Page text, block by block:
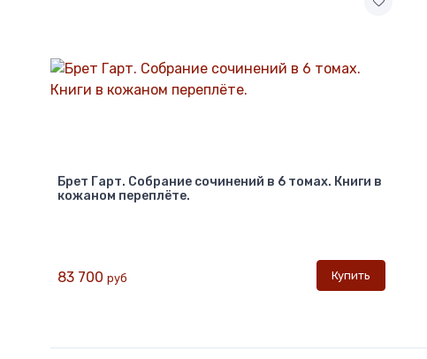
Брет Гарт. Собрание сочинений в 6 томах. Книги в
кожаном переплёте.
83 700 руб Купить